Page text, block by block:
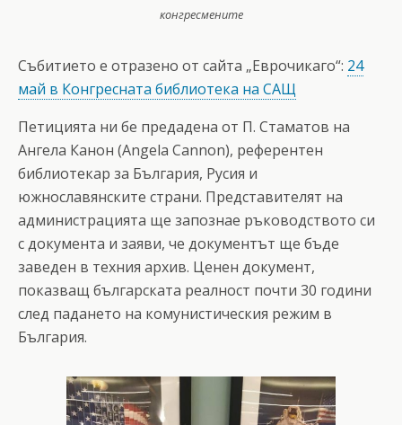
конгресмените
Събитието е отразено от сайта „Еврочикаго“: 24
май в Конгресната библиотека на САЩ
Петицията ни бе предадена от П. Стаматов на
Ангела Канон (Angela Cannon), референтен
библиотекар за България, Русия и
южнославянските страни. Представителят на
администрацията ще запознае ръководството си
с документа и заяви, че документът ще бъде
заведен в техния архив. Ценен документ,
показващ българската реалност почти 30 години
след падането на комунистическия режим в
България.